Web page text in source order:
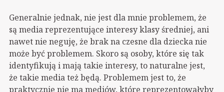
Generalnie jednak, nie jest dla mnie problemem, że
są media reprezentujące interesy klasy średniej, ani
nawet nie neguję, że brak na czesne dla dziecka nie
może być problemem. Skoro są osoby, które się tak
identyfikują i mają takie interesy, to naturalne jest,
że takie media też będą. Problemem jest to, że
praktycznie nie ma mediów, które reprezentowałyby